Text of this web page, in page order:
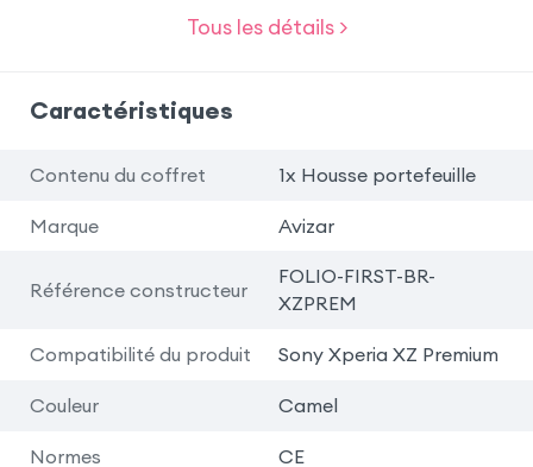
Tous les détails >
Caractéristiques
Contenu du coffret 1x Housse portefeuille
Marque Avizar
Référence constructeur
FOLIO-FIRST-BR-
XZPREM
Compatibilité du produit Sony Xperia XZ Premium
Couleur Camel
Normes CE